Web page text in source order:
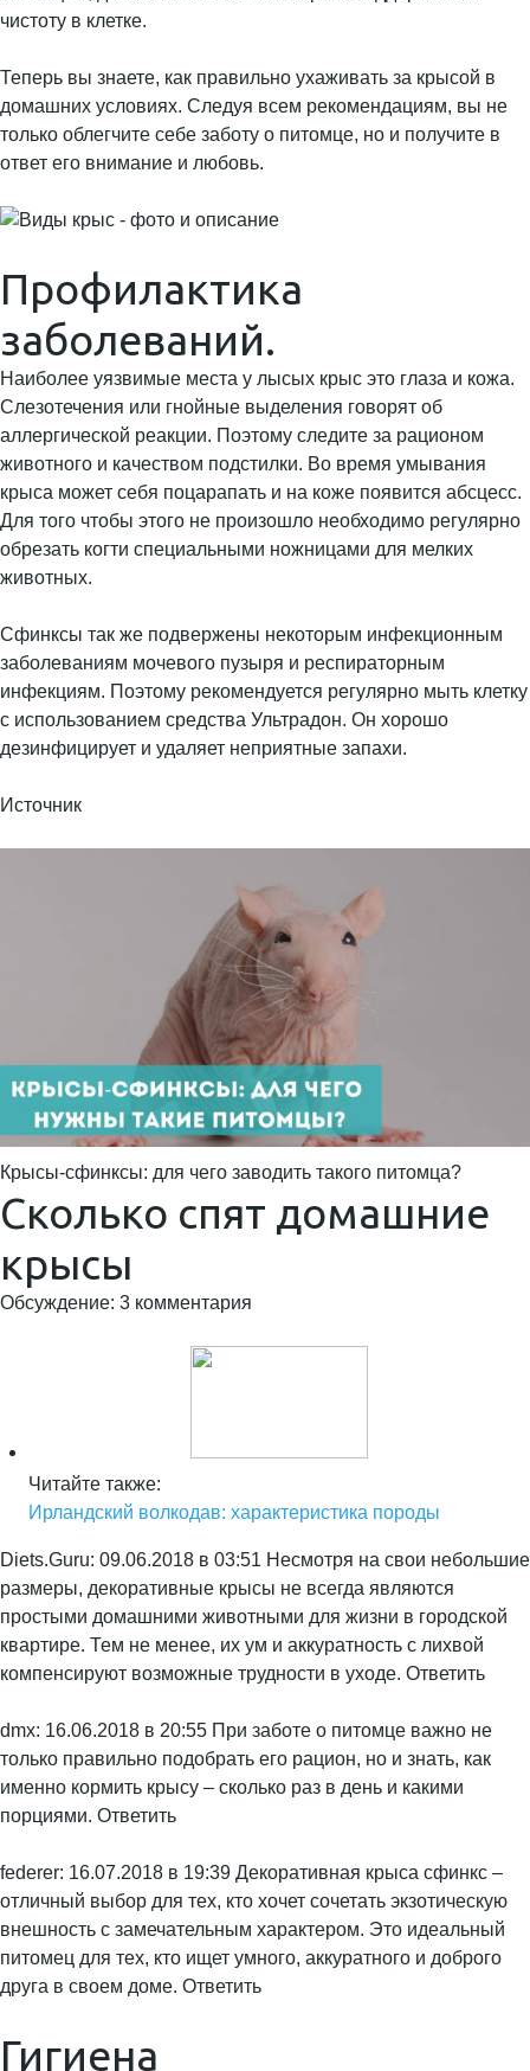
чистоту в клетке.
Теперь вы знаете, как правильно ухаживать за крысой в
домашних условиях. Следуя всем рекомендациям, вы не
только облегчите себе заботу о питомце, но и получите в
ответ его внимание и любовь.
Профилактика
заболеваний.
Наиболее уязвимые места у лысых крыс это глаза и кожа.
Слезотечения или гнойные выделения говорят об
аллергической реакции. Поэтому следите за рационом
животного и качеством подстилки. Во время умывания
крыса может себя поцарапать и на коже появится абсцесс.
Для того чтобы этого не произошло необходимо регулярно
обрезать когти специальными ножницами для мелких
животных.
Сфинксы так же подвержены некоторым инфекционным
заболеваниям мочевого пузыря и респираторным
инфекциям. Поэтому рекомендуется регулярно мыть клетку
с использованием средства Ультрадон. Он хорошо
дезинфицирует и удаляет неприятные запахи.
Источник
Крысы-сфинксы: для чего заводить такого питомца?
Сколько спят домашние
крысы
Обсуждение: 3 комментария
Читайте также:
Ирландский волкодав: характеристика породы
Diets.Guru: 09.06.2018 в 03:51 Несмотря на свои небольшие
размеры, декоративные крысы не всегда являются
простыми домашними животными для жизни в городской
квартире. Тем не менее, их ум и аккуратность с лихвой
компенсируют возможные трудности в уходе. Ответить
dmx: 16.06.2018 в 20:55 При заботе о питомце важно не
только правильно подобрать его рацион, но и знать, как
именно кормить крысу – сколько раз в день и какими
порциями. Ответить
federer: 16.07.2018 в 19:39 Декоративная крыса сфинкс –
отличный выбор для тех, кто хочет сочетать экзотическую
внешность с замечательным характером. Это идеальный
питомец для тех, кто ищет умного, аккуратного и доброго
друга в своем доме. Ответить
Гигиена